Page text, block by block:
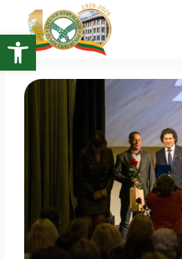
Open toolbar
turinio